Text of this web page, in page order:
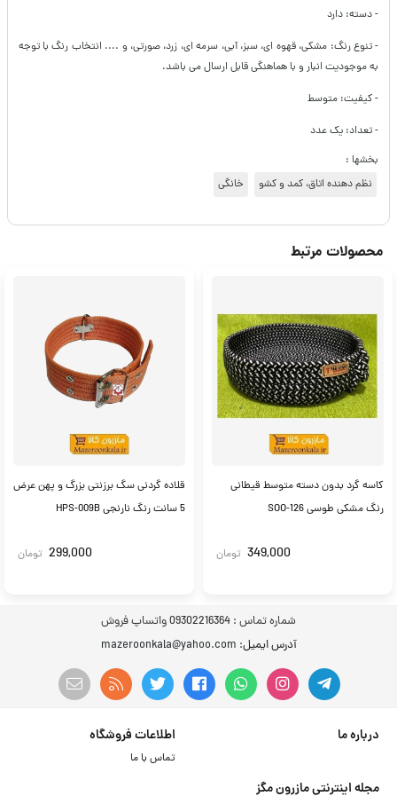
- دسته: دارد
- تنوع رنگ: مشکی، قهوه ای، سبز، آبی، سرمه ای، زرد، صورتی، و .... انتخاب رنگ با توجه
به موجودیت انبار و با هماهنگی قابل ارسال می باشد.
- کیفیت: متوسط
- تعداد: یک عدد
بخشها :
نظم دهنده اتاق، کمد و کشو
خانگی
محصولات مرتبط
کاسه گرد بدون دسته متوسط قیطانی
رنگ مشکی طوسی SOO-126
349,000 تومان
قلاده گردنی سگ برزنتی بزرگ و پهن عرض
5 سانت رنگ نارنجی HPS-009B
299,000 تومان
شماره تماس : 09302216364 واتساپ فروش
آدرس ایمیل: mazeroonkala@yahoo.com
درباره ما اطلاعات فروشگاه
تماس با ما
مجله اینترنتی مازرون مگز